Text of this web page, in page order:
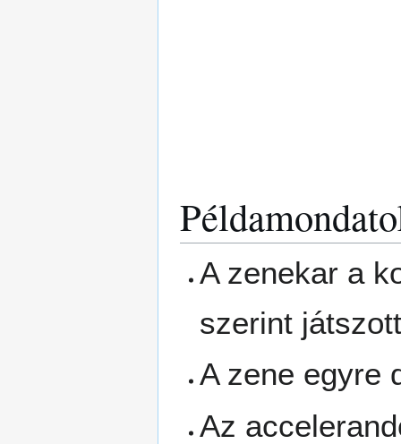
A zenekar a
szerint
A zene egyre
Az